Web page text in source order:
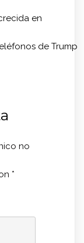
en
de Trump
no
*